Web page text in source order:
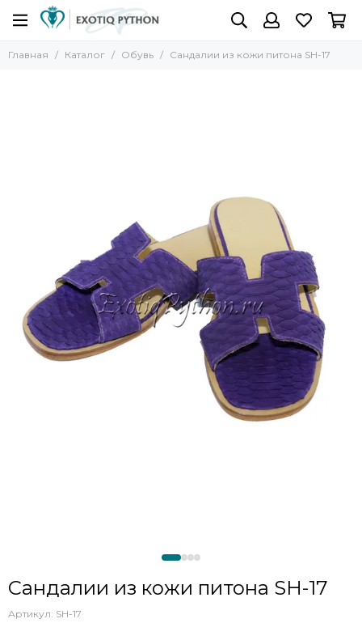
Главная Каталог Обувь Сандалии из кожи питона SH-17
Сандалии из кожи питона SH-17
Артикул: SH-17